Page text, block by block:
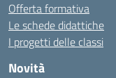
Offerta formativa
Le schede didattiche
I progetti delle classi
Novità